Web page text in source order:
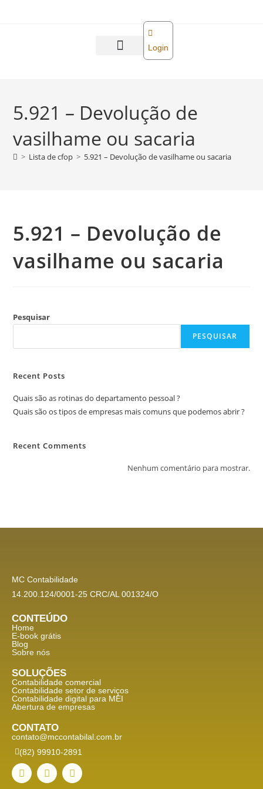
Login
5.921 – Devolução de
vasilhame ou sacaria
> Lista de cfop > 5.921 – Devolução de vasilhame ou sacaria
5.921 – Devolução de
vasilhame ou sacaria
Pesquisar
PESQUISAR
Recent Posts
Quais são as rotinas do departamento pessoal ?
Quais são os tipos de empresas mais comuns que podemos abrir ?
Recent Comments
Nenhum comentário para mostrar.
MC Contabilidade
14.200.124/0001-25 CRC/AL 001324/O
CONTEÚDO
Home
E-book grátis
Blog
Sobre nós
SOLUÇÕES
Contabilidade comercial
Contabilidade setor de serviços
Contabilidade digital para MEI
Abertura de empresas
CONTATO
contato@mccontabilal.com.br
(82) 99910-2891